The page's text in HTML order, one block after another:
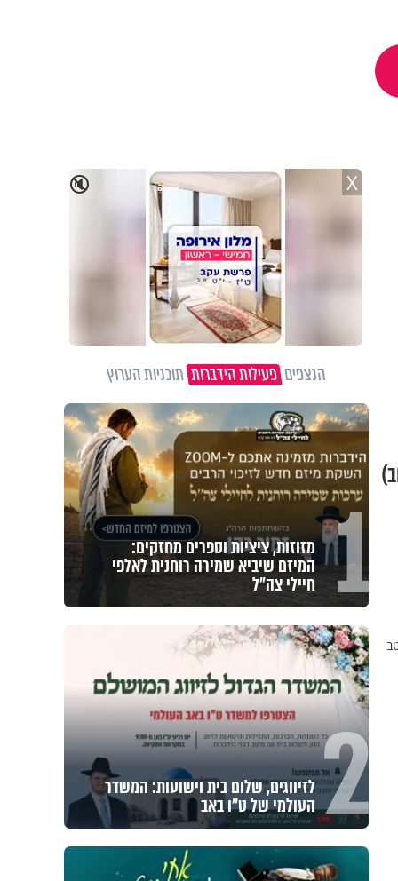
🔇 X
הנצפיםפעילות הידברותתוכניות הערוץ
1 מזוזות, ציציות וספרים מחזקים:
המיזם שיביא שמירה רוחנית לאלפי
חיילי צה"ל
2 לזיווגים, שלום בית וישועות: המשדר
העולמי של ט"ו באב